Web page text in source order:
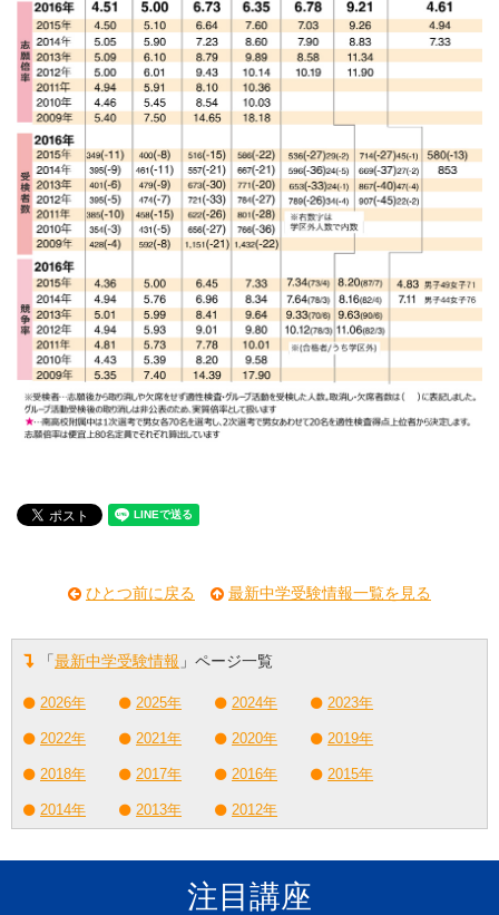
ひとつ前に戻る 最新中学受験情報一覧を見る
「最新中学受験情報 」ページ一覧
2026年 2025年 2024年 2023年
2022年 2021年 2020年 2019年
2018年 2017年 2016年 2015年
2014年 2013年 2012年
注目講座